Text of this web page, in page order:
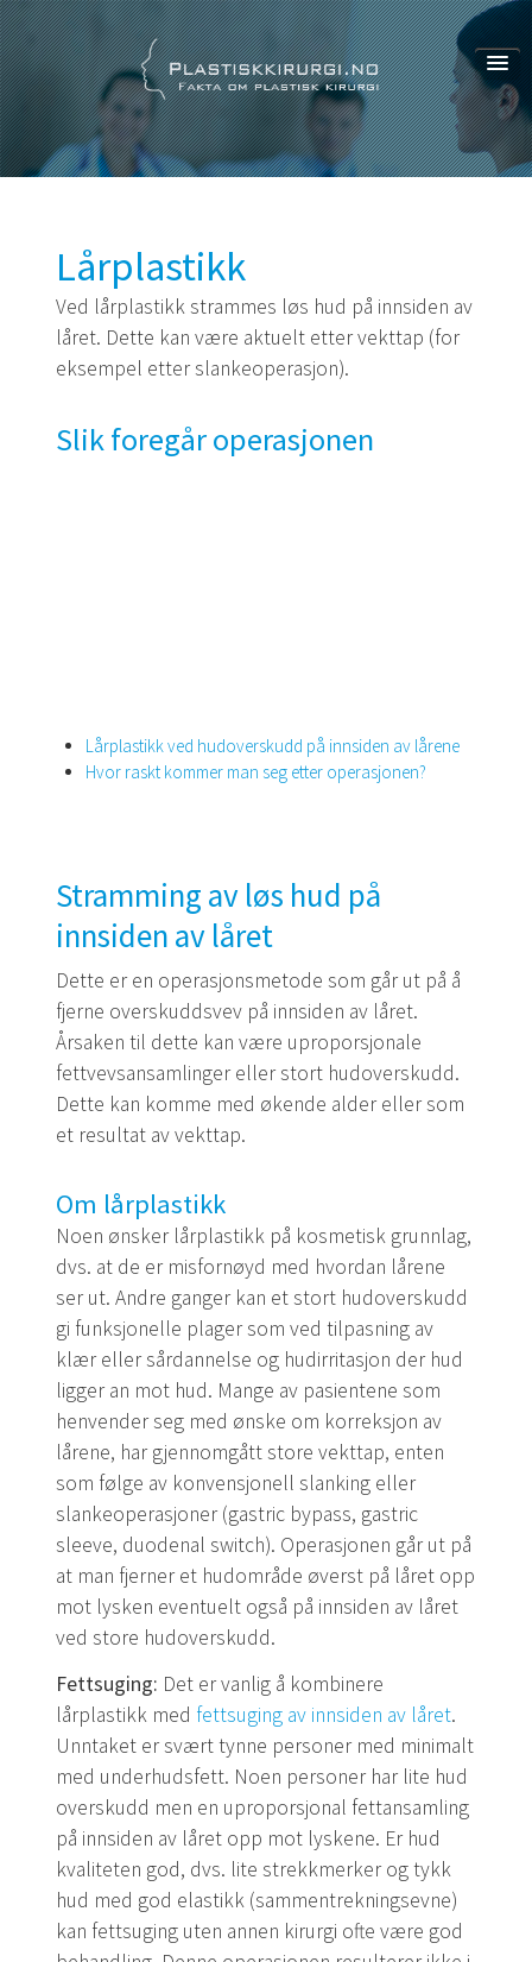
Om oss
Om oss
Bidragsytere
Personvern
Lårplastikk
Ved lårplastikk strammes løs hud på innsiden av
låret. Dette kan være aktuelt etter vekttap (for
eksempel etter slankeoperasjon).
Slik foregår operasjonen
Lårplastikk ved hudoverskudd på innsiden av lårene
Hvor raskt kommer man seg etter operasjonen?
Stramming av løs hud på
innsiden av låret
Dette er en operasjonsmetode som går ut på å
fjerne overskuddsvev på innsiden av låret.
Årsaken til dette kan være uproporsjonale
fettvevsansamlinger eller stort hudoverskudd.
Dette kan komme med økende alder eller som
et resultat av vekttap.
Om lårplastikk
Noen ønsker lårplastikk på kosmetisk grunnlag,
dvs. at de er misfornøyd med hvordan lårene
ser ut. Andre ganger kan et stort hudoverskudd
gi funksjonelle plager som ved tilpasning av
klær eller sårdannelse og hudirritasjon der hud
ligger an mot hud. Mange av pasientene som
henvender seg med ønske om korreksjon av
lårene, har gjennomgått store vekttap, enten
som følge av konvensjonell slanking eller
slankeoperasjoner (gastric bypass, gastric
sleeve, duodenal switch). Operasjonen går ut på
at man fjerner et hudområde øverst på låret opp
mot lysken eventuelt også på innsiden av låret
ved store hudoverskudd.
Fettsuging: Det er vanlig å kombinere
lårplastikk med fettsuging av innsiden av låret.
Unntaket er svært tynne personer med minimalt
med underhudsfett. Noen personer har lite hud
overskudd men en uproporsjonal fettansamling
på innsiden av låret opp mot lyskene. Er hud
kvaliteten god, dvs. lite strekkmerker og tykk
hud med god elastikk (sammentrekningsevne)
kan fettsuging uten annen kirurgi ofte være god